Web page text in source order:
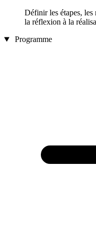
Définir les étapes, les
la réflexion à la
Programme